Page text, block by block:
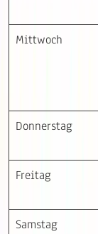
Mittwoch
Donnerstag
Freitag
Samstag